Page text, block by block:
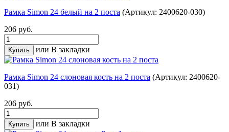
Рамка Simon 24 белый на 2 поста (Артикул: 2400620-030)
206 руб.
или В закладки
Рамка Simon 24 слоновая кость на 2 поста (Артикул: 2400620-
031)
206 руб.
или В закладки